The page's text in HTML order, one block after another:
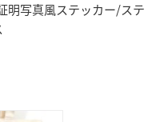
明写真風ステッカー/ステ